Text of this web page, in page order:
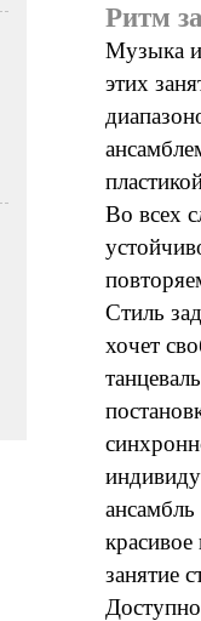
Ритм
Музыка
этих
Во всех
Стиль
хочет
занятие